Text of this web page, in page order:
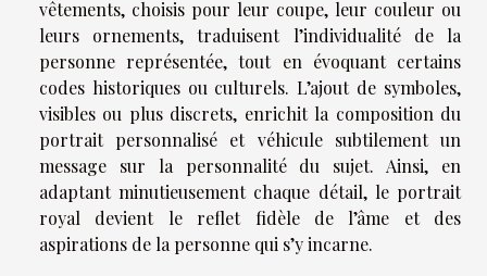
vêtements, choisis pour leur coupe, leur couleur ou
leurs ornements, traduisent l’individualité de la
personne représentée, tout en évoquant certains
codes historiques ou culturels. L’ajout de symboles,
visibles ou plus discrets, enrichit la composition du
portrait personnalisé et véhicule subtilement un
message sur la personnalité du sujet. Ainsi, en
adaptant minutieusement chaque détail, le portrait
royal devient le reflet fidèle de l’âme et des
aspirations de la personne qui s’y incarne.